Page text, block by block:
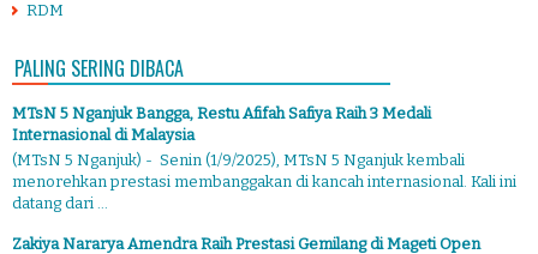
RDM
PALING SERING DIBACA
MTsN 5 Nganjuk Bangga, Restu Afifah Safiya Raih 3 Medali
Internasional di Malaysia
(MTsN 5 Nganjuk) - Senin (1/9/2025), MTsN 5 Nganjuk kembali
menorehkan prestasi membanggakan di kancah internasional. Kali ini
datang dari ...
Zakiya Nararya Amendra Raih Prestasi Gemilang di Mageti Open